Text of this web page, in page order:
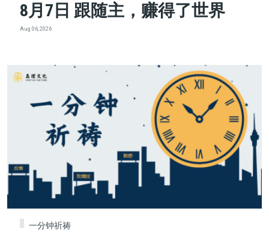
8月7日 跟随主，赚得了世界
Aug 06, 2026
一分钟祈祷